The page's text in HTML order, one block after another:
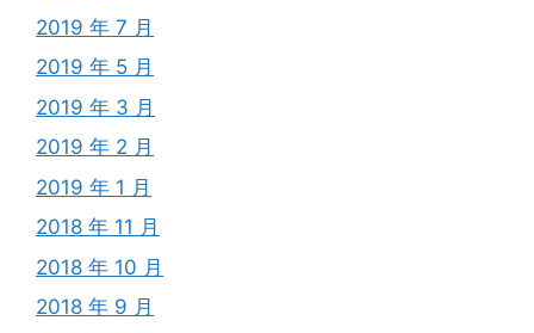
2019 年 7 月
2019 年 5 月
2019 年 3 月
2019 年 2 月
2019 年 1 月
2018 年 11 月
2018 年 10 月
2018 年 9 月